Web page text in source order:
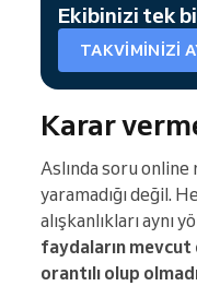
Ekibinizi tek
TAKVIMINIZI
Karar
Aslında soru online
yaramadığı değil.
alışkanlıkları aynı
faydaların mevcut
orantılı olup